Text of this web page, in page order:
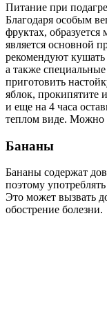
Питание при
Благодаря особым
фруктах,
является основной
рекомендуют кушать
а также
приготовить
яблок, прокипятите
и еще на 4 часа
теплом виде. Можно
Бананы
Бананы содержат
поэтому
Это может вызвать
обострение болезни.